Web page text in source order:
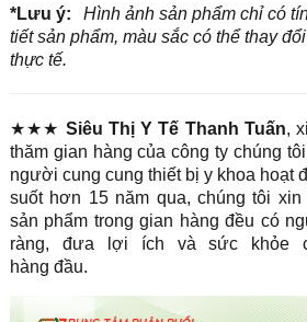
*Lưu ý:
Hình ảnh sản phẩm chỉ có
tiết sản phẩm, màu sắc có thể thay
thực tế.
★★★ Siêu Thị Y Tế Thanh Tuấn,
thăm gian hàng của công ty chúng
người cung cung thiết bị y khoa hoạt
suốt hơn 15 năm qua, chúng tôi
sản phẩm trong gian hàng đều có
ràng, đưa lợi ích và sức khỏe
hàng đầu.